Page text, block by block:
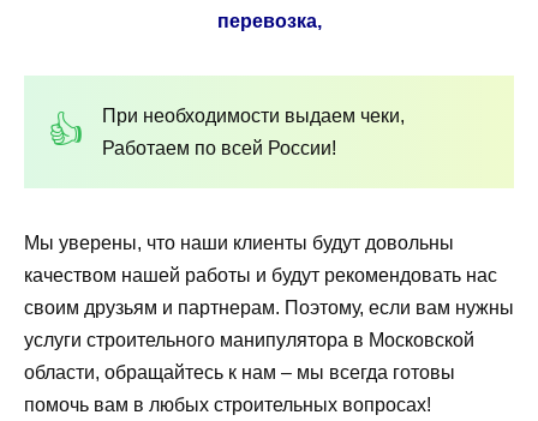
перевозка,
При необходимости выдаем чеки,
Работаем по всей России!
Мы уверены, что наши клиенты будут довольны
качеством нашей работы и будут рекомендовать нас
своим друзьям и партнерам. Поэтому, если вам нужны
услуги строительного манипулятора в Московской
области, обращайтесь к нам – мы всегда готовы
помочь вам в любых строительных вопросах!